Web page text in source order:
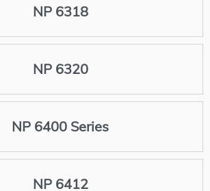
NP 6318
NP 6320
NP 6400 Series
NP 6412